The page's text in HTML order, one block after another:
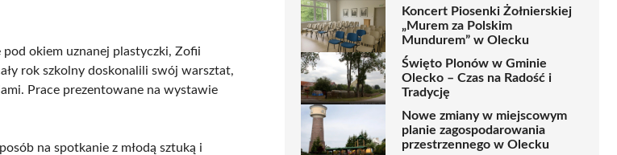
okiem uznanej plastyczki, Zofii
rok szkolny doskonalili swój warsztat,
Prace prezentowane na wystawie
na spotkanie z młodą sztuką i
Koncert Piosenki Żołnierskiej
„Murem za Polskim
Mundurem” w Olecku
Święto Plonów w Gminie
Olecko – Czas na Radość i
Tradycję
Nowe zmiany w miejscowym
planie zagospodarowania
przestrzennego w Olecku